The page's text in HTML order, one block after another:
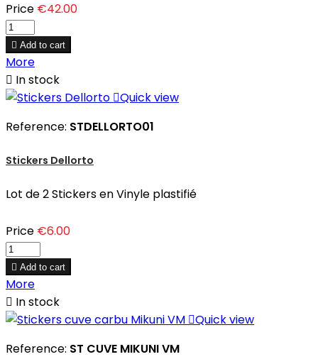
Price €42.00
 Add to cart
More
 In stock
Quick view
Reference: STDELLORTO01
Stickers Dellorto
Lot de 2 Stickers en Vinyle plastifié
Price €6.00
 Add to cart
More
 In stock
Quick view
Reference: ST CUVE MIKUNI VM